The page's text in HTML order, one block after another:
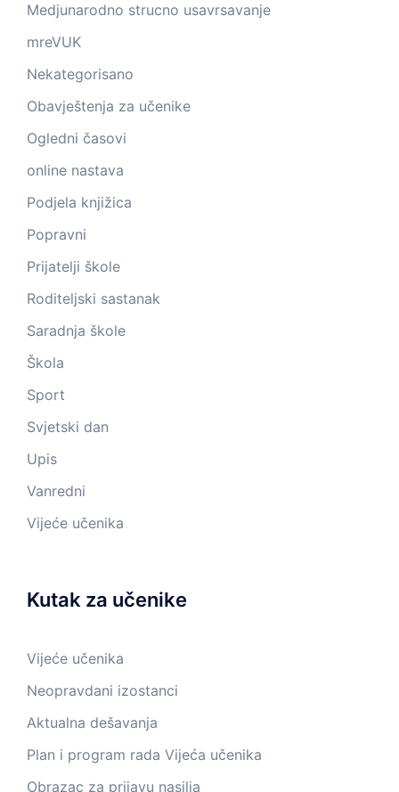
Medjunarodno strucno usavrsavanje
mreVUK
Nekategorisano
Obavještenja za učenike
Ogledni časovi
online nastava
Podjela knjižica
Popravni
Prijatelji škole
Roditeljski sastanak
Saradnja škole
Škola
Sport
Svjetski dan
Upis
Vanredni
Vijeće učenika
Kutak za učenike
Vijeće učenika
Neopravdani izostanci
Aktualna dešavanja
Plan i program rada Vijeća učenika
Obrazac za prijavu nasilja